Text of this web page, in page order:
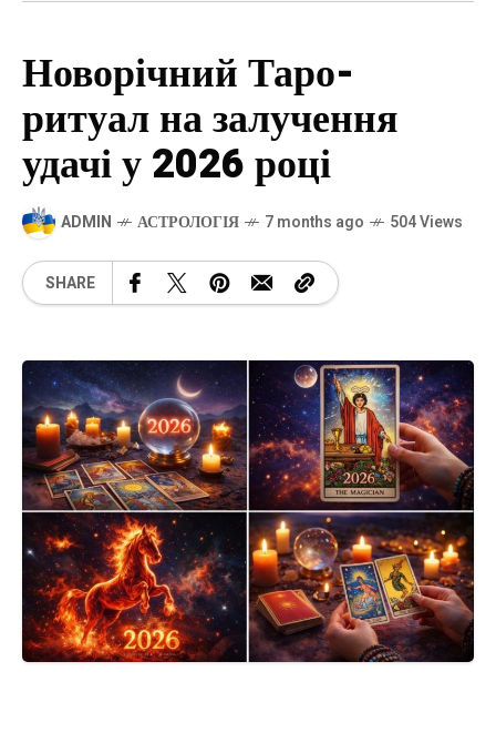
Новорічний Таро-
ритуал на залучення
удачі у 2026 році
ADMIN АСТРОЛОГІЯ 7 months ago 504 Views
SHARE